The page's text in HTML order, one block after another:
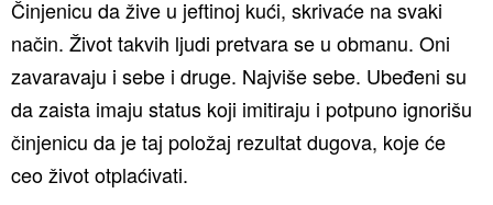
Činjenicu da žive u jeftinoj kući, skrivaće na svaki
način. Život takvih ljudi pretvara se u obmanu. Oni
zavaravaju i sebe i druge. Najviše sebe. Ubeđeni su
da zaista imaju status koji imitiraju i potpuno ignorišu
činjenicu da je taj položaj rezultat dugova, koje će
ceo život otplaćivati.